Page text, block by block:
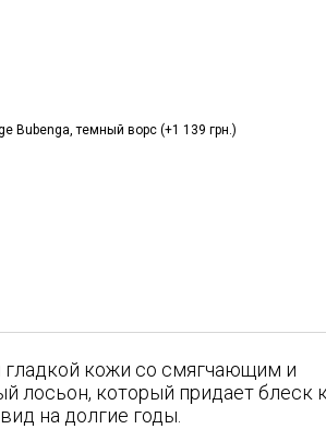
Bubenga, темный ворс (+1 139 грн.)
гладкой кожи со смягчающим и
лосьон, который придает блеск
на долгие годы.